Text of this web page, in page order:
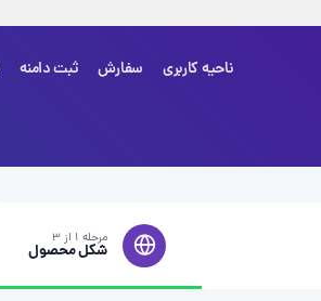
ناحیه کاربری سفارش ثبت دامنه
مرحله ۱ از ۳
شکل محصول